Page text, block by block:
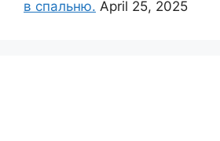
в спальню. April 25, 2025